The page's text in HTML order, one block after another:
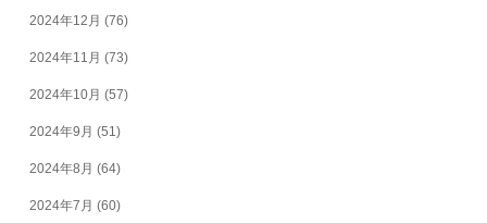
2024年12月 (76)
2024年11月 (73)
2024年10月 (57)
2024年9月 (51)
2024年8月 (64)
2024年7月 (60)